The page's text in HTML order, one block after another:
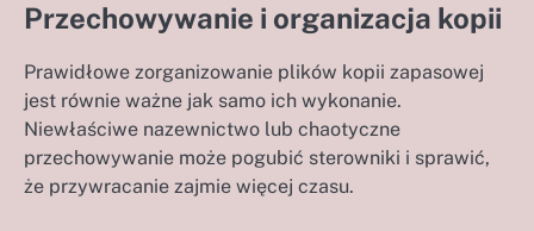
Przechowywanie i organizacja kopii
Prawidłowe zorganizowanie plików kopii zapasowej
jest równie ważne jak samo ich wykonanie.
Niewłaściwe nazewnictwo lub chaotyczne
przechowywanie może pogubić sterowniki i sprawić,
że przywracanie zajmie więcej czasu.